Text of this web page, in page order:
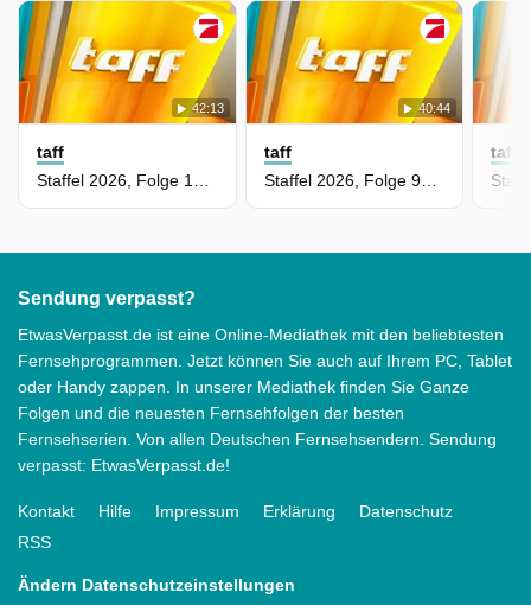
42:13
taff
40:44
taff
Staffel 2026, Folge 99 - Deutschlands beliebtestes Freibad: Hält es, was die Bewertungen versprechen?
taff
Sendung verpasst?
EtwasVerpasst.de ist eine Online-Mediathek mit den beliebtesten
Fernsehprogrammen. Jetzt können Sie auch auf Ihrem PC, Tablet
oder Handy zappen. In unserer Mediathek finden Sie Ganze
Folgen und die neuesten Fernsehfolgen der besten
Fernsehserien. Von allen Deutschen Fernsehsendern. Sendung
verpasst: EtwasVerpasst.de!
Kontakt Hilfe Impressum Erklärung
Datenschutz
RSS
Ändern Datenschutzeinstellungen